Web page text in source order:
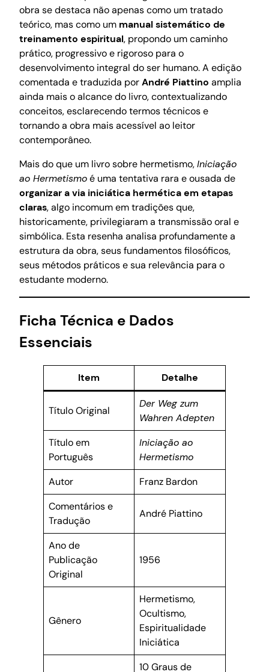
obra se destaca não apenas como um tratado
teórico, mas como um manual sistemático de
treinamento espiritual, propondo um caminho
prático, progressivo e rigoroso para o
desenvolvimento integral do ser humano. A edição
comentada e traduzida porAndré Piattino amplia
ainda mais o alcance do livro, contextualizando
conceitos, esclarecendo termos técnicos e
tornando a obra mais acessível ao leitor
contemporâneo.
Mais do que um livro sobre hermetismo,Iniciação
ao Hermetismoé uma tentativa rara e ousada de
organizar a via iniciática hermética em etapas
claras, algo incomum em tradições que,
historicamente, privilegiaram a transmissão oral e
simbólica. Esta resenha analisa profundamente a
estrutura da obra, seus fundamentos filosóficos,
seus métodos práticos e sua relevância para o
estudante moderno.
Ficha Técnica e Dados
Essenciais
Item Detalhe
Título Original
Der Weg zum
Wahren Adepten
Título em
Português
Iniciação ao
Hermetismo
Autor
Franz Bardon
Comentários e
Tradução
André Piattino
Ano de
Publicação
Original
1956
Gênero
Hermetismo,
Ocultismo,
Espiritualidade
Iniciática
10 Graus de